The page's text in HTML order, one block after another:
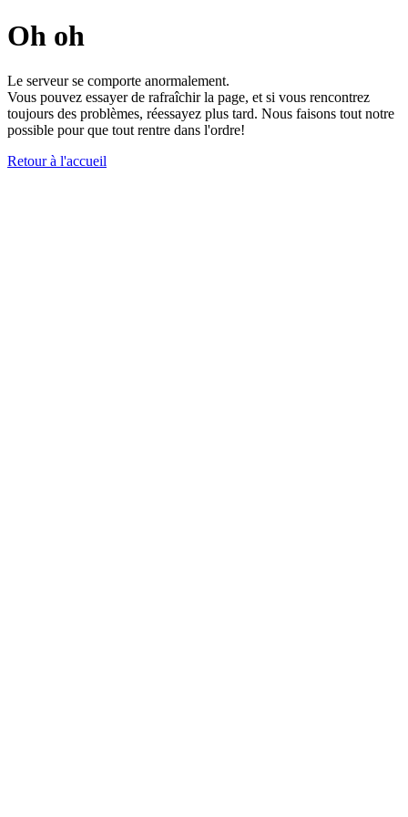
Oh oh
Le serveur se comporte anormalement.
Vous pouvez essayer de rafraîchir la page, et si vous rencontrez
toujours des problèmes, réessayez plus tard. Nous faisons tout notre
possible pour que tout rentre dans l'ordre!
Retour à l'accueil